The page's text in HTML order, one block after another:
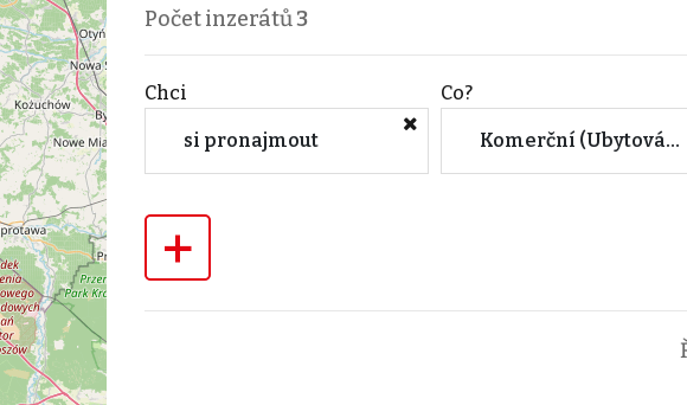
Počet inzerátů3
Chci
si pronajmout
Co?
Komerční (Ubytování)
+